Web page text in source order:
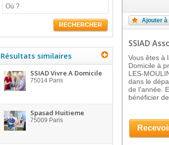
RECHERCHER
Résultats similaires
SSIAD Vivre A Domicile
75014 Paris
Spasad Huitieme
75009 Paris
Ajouter à
SSIAD
Vous êtes à
Domicile à
LES-
dans le
de l'année.
bénéficier